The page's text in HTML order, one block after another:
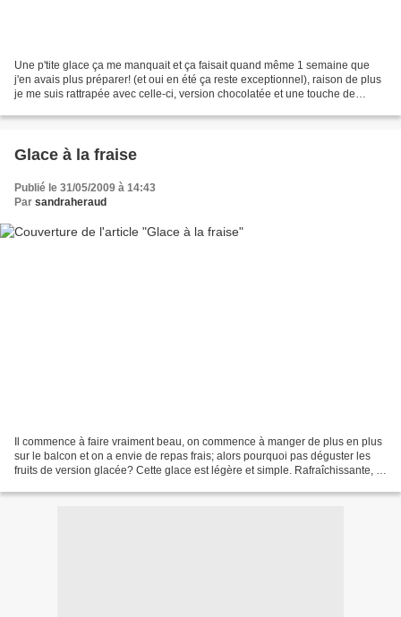
Une p'tite glace ça me manquait et ça faisait quand même 1 semaine que
j'en avais plus préparer! (et oui en été ça reste exceptionnel), raison de plus
je me suis rattrapée avec celle-ci, version chocolatée et une touche de
Glace à la fraise
Publié le 31/05/2009 à 14:43
Par sandraheraud
Il commence à faire vraiment beau, on commence à manger de plus en plus
sur le balcon et on a envie de repas frais; alors pourquoi pas déguster les
fruits de version glacée? Cette glace est légère et simple. Rafraîchissante, le